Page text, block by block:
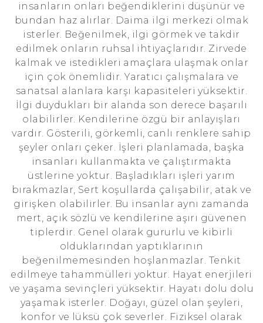
insanların onları beğendiklerini düşünür ve
bundan haz alırlar. Daima ilgi merkezi olmak
isterler. Beğenilmek, ilgi görmek ve takdir
edilmek onların ruhsal ihtiyaçlarıdır. Zirvede
kalmak ve istedikleri amaçlara ulaşmak onlar
için çok önemlidir. Yaratıcı çalışmalara ve
sanatsal alanlara karşı kapasiteleri yüksektir.
İlgi duydukları bir alanda son derece başarılı
olabilirler. Kendilerine özgü bir anlayışları
vardır. Gösterili, görkemli, canlı renklere sahip
şeyler onları çeker. İşleri planlamada, başka
insanları kullanmakta ve çalıştırmakta
üstlerine yoktur. Başladıkları işleri yarım
bırakmazlar, Sert koşullarda çalışabilir, atak ve
girişken olabilirler. Bu insanlar aynı zamanda
mert, açık sözlü ve kendilerine aşırı güvenen
tiplerdir. Genel olarak gururlu ve kibirli
olduklarından yaptıklarının
beğenilmemesinden hoşlanmazlar. Tenkit
edilmeye tahammülleri yoktur. Hayat enerjileri
ve yaşama sevinçleri yüksektir. Hayatı dolu dolu
yaşamak isterler. Doğayı, güzel olan şeyleri,
konfor ve lüksü çok severler. Fiziksel olarak